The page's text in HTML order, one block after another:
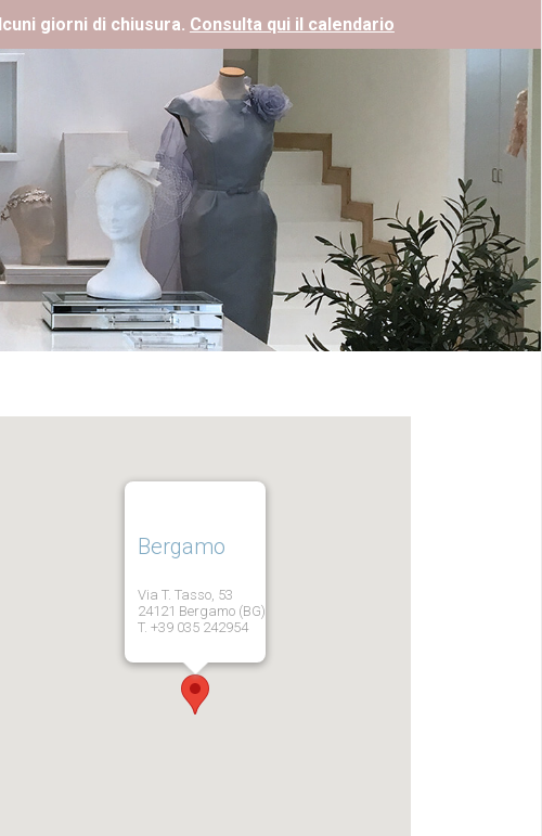
giorni di chiusura. Consulta qui il calendario
Bergamo
Via T. Tasso, 53
24121 Bergamo (BG)
T. +39 035 242954